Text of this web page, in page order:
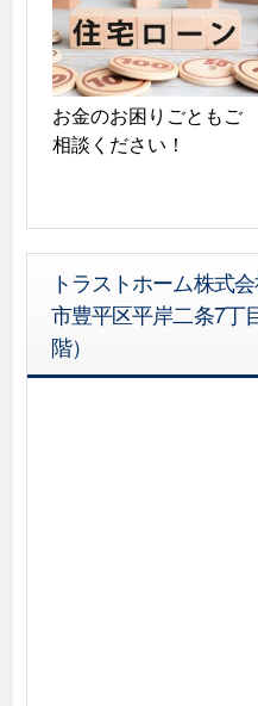
お金のお困りごともご
相談ください！
トラストホーム株式
市豊平区平岸二条7丁
階）